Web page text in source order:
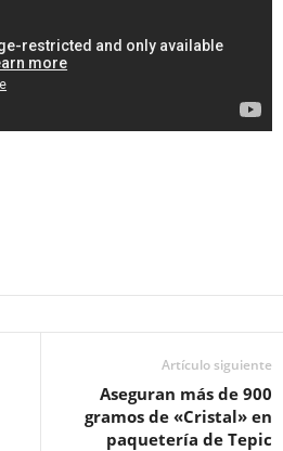
Artículo siguiente
Aseguran más de 900
gramos de «Cristal» en
paquetería de Tepic